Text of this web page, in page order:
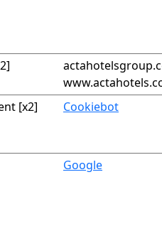
[x2]
Cookiebot
Google